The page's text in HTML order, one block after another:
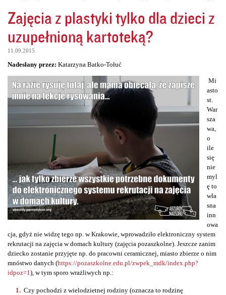
Zajęcia z plastyki tylko dla dzieci z
uzupełnioną kartoteką?
11.09.2015
Nadesłany przez: Katarzyna Batko-Tołuć
Mi
asto
st.
War
sza
wa,
o
ile
się
nie
myl
ę to
wła
sna
inn
owa
cja, gdyż nie widzę tego np. w Krakowie, wprowadziło elektroniczny system
rekrutacji na zajęcia w domach kultury (zajęcia pozaszkolne). Jeszcze zanim
dziecko zostanie przyjęte np. do pracowni ceramicznej, miasto zbierze o nim
mnóstwo danych (https://pozaszkolne.edu.pl/zwpek_mdk/index.php?
idpoz=1), w tym sporo wrażliwych np.:
Czy pochodzi z wielodzietnej rodziny (oznacza to rodzinę